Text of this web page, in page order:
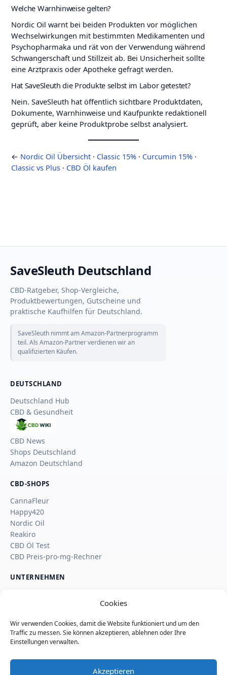
Cookies
Wir verwenden Cookies, damit die Website funktioniert und um den
Traffic zu messen. Sie können akzeptieren, ablehnen oder Ihre
Einstellungen verwalten.
Akzeptieren
Welche Warnhinweise gelten?
Nordic Oil warnt bei beiden Produkten vor möglichen
Wechselwirkungen mit bestimmten Medikamenten und
Psychopharmaka und rät von der Verwendung während
Schwangerschaft und Stillzeit ab. Bei Unsicherheit sollte
eine Arztpraxis oder Apotheke gefragt werden.
Hat SaveSleuth die Produkte selbst im Labor getestet?
Nein. SaveSleuth hat öffentlich sichtbare Produktdaten,
Dokumente, Warnhinweise und Kaufpunkte redaktionell
geprüft, aber keine Produktprobe selbst analysiert.
← Nordic Oil Übersicht· Classic 15%· Curcumin 15%·
Classic vs Plus· CBD Öl kaufen
SaveSleuth Deutschland
CBD-Ratgeber, Shop-Vergleiche,
Produktbewertungen, Gutscheine und
praktische Kaufhilfen für Deutschland.
SaveSleuth nimmt am Amazon-Partnerprogramm
teil. Als Amazon-Partner verdienen wir an
qualifizierten Käufen.
DEUTSCHLAND
Deutschland Hub
CBD & Gesundheit
CBD
Wiki
CBD News
Shops Deutschland
Amazon Deutschland
CBD-SHOPS
CannaFleur
Happy420
Nordic Oil
Reakiro
CBD Öl Test
CBD Preis-pro-mg-Rechner
UNTERNEHMEN
Affiliate-Hinweis
Wie SaveSleuth Geld verdient
Datenschutz